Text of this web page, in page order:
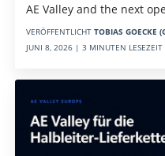
AE Valley and the next
VERÖFFENTLICHT TOBIAS GOECKE
JUNI 8, 2026 | 3 MINUTEN LESEZEIT